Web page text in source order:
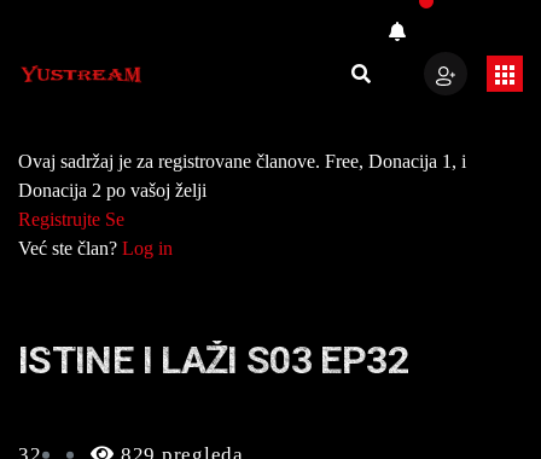
Ovaj sadržaj je za registrovane članove. Free, Donacija 1, i
Donacija 2 po vašoj želji
Registrujte Se
Već ste član? Log in
ISTINE I LAŽI S03 EP32